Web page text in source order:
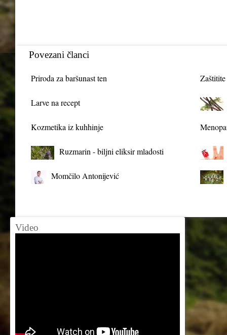
Povezani članci
Priroda za baršunast ten
Larve na recept
Kozmetika iz kuhhinje
Ruzmarin - biljni eliksir mladosti
Momčilo Antonijević
Video